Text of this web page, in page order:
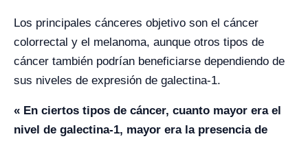
Los principales cánceres objetivo son el cáncer
colorrectal y el melanoma, aunque otros tipos de
cáncer también podrían beneficiarse dependiendo de
sus niveles de expresión de galectina-1.
« En ciertos tipos de cáncer, cuanto mayor era el
nivel de galectina-1, mayor era la presencia de